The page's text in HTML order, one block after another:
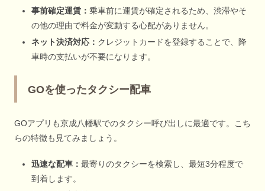
事前確定運賃： 乗車前に運賃が確定されるため、渋滞やそ
の他の理由で料金が変動する心配がありません。
ネット決済対応： クレジットカードを登録することで、降
車時の支払いが不要になります。
GOを使ったタクシー配車
GOアプリも京成八幡駅でのタクシー呼び出しに最適です。こち
らの特徴も見てみましょう。
迅速な配車： 最寄りのタクシーを検索し、最短3分程度で
到着します。